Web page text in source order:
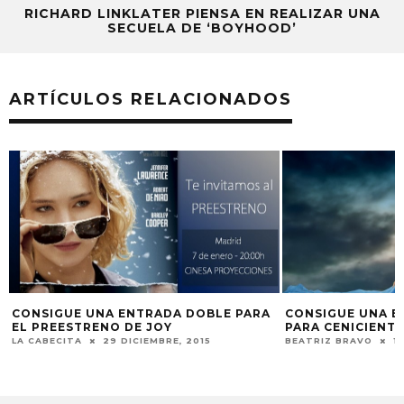
RICHARD LINKLATER PIENSA EN REALIZAR UNA
SECUELA DE ‘BOYHOOD’
ARTÍCULOS RELACIONADOS
CONSIGUE UNA ENTRADA DOBLE PARA
EL PREESTRENO DE JOY
LA CABECITA 29 DICIEMBRE, 2015
CONSIGUE UNA
PARA CENICIENTA
BEATRIZ BRAVO